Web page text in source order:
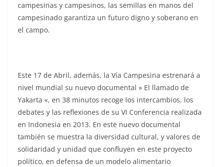
campesinas y campesinos, las semillas en manos del
campesinado garantiza un futuro digno y soberano en
el campo.
Este 17 de Abril, además, la Vía Campesina estrenará a
nivel mundial su nuevo documental » El llamado de
Yakarta «, en 38 minutos recoge los intercambios, los
debates y las reflexiones de su VI Conferencia realizada
en Indonesia en 2013. En este nuevo documental
también se muestra la diversidad cultural, y valores de
solidaridad y unidad que confluyen en este proyecto
político, en defensa de un modelo alimentario